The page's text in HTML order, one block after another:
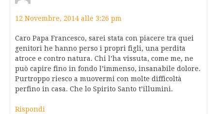
12 Novembre, 2014 alle 3:26 pm
Caro Papa Francesco, sarei stata con piacere tra quei
genitori he hanno perso i propri figli, una perdita
atroce e contro natura. Chi l’ha vissuta, come me, ne
può capire fino in fondo l’immenso, insanabile dolore.
Purtroppo riesco a muovermi con molte difficoltà
perfino in casa. Che lo Spirito Santo t’illumini.
Rispondi